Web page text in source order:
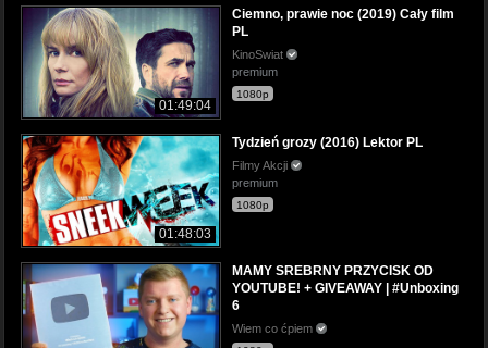
01:49:04
Ciemno, prawie noc (2019) Cały film
PL
KinoSwiat
premium
1080p
01:48:03
Tydzień grozy (2016) Lektor PL
Filmy Akcji
premium
1080p
MAMY SREBRNY PRZYCISK OD
YOUTUBE! + GIVEAWAY | #Unboxing
6
Wiem co ćpiem